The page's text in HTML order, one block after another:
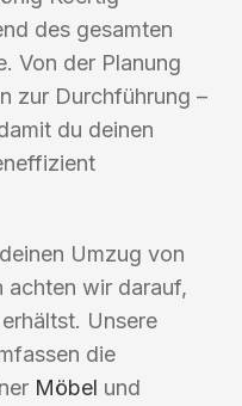
des gesamten
Von der Planung
zur Durchführung –
du deinen
Umzug von
achten wir darauf,
Unsere
die
Möbel und